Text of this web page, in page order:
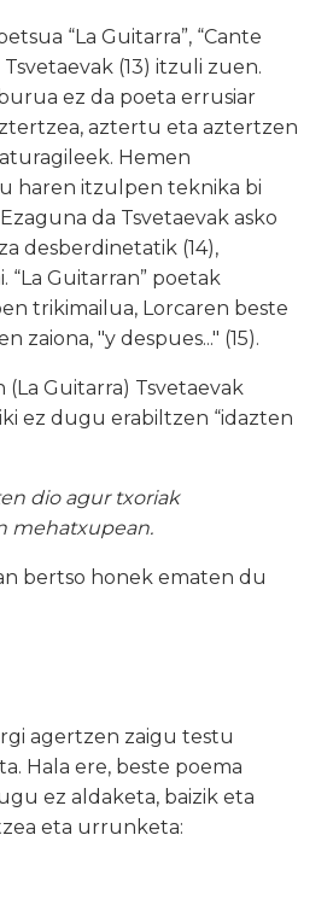
“La Guitarra”, “Cante
Tsvetaevak (13) itzuli zuen.
ez da poeta errusiar
aztertu eta aztertzen
Hemen
haren itzulpen teknika bi
da Tsvetaevak asko
desberdinetatik (14),
“La Guitarran” poetak
trikimailua, Lorcaren beste
zaiona, "y despues..." (15).
(La Guitarra) Tsvetaevak
ez dugu erabiltzen “idazten
dio agur txoriak
mehatxupean.
bertso honek ematen du
agertzen zaigu testu
Hala ere, beste poema
ez aldaketa, baizik eta
eta urrunketa: